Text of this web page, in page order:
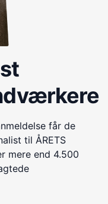
får de
til ÅRETS
mere end 4.500